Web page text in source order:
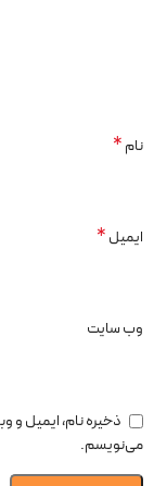
نام*
ایمیل*
وب‌ سایت
ذخیره نام، ایمیل و
می‌نویسم.